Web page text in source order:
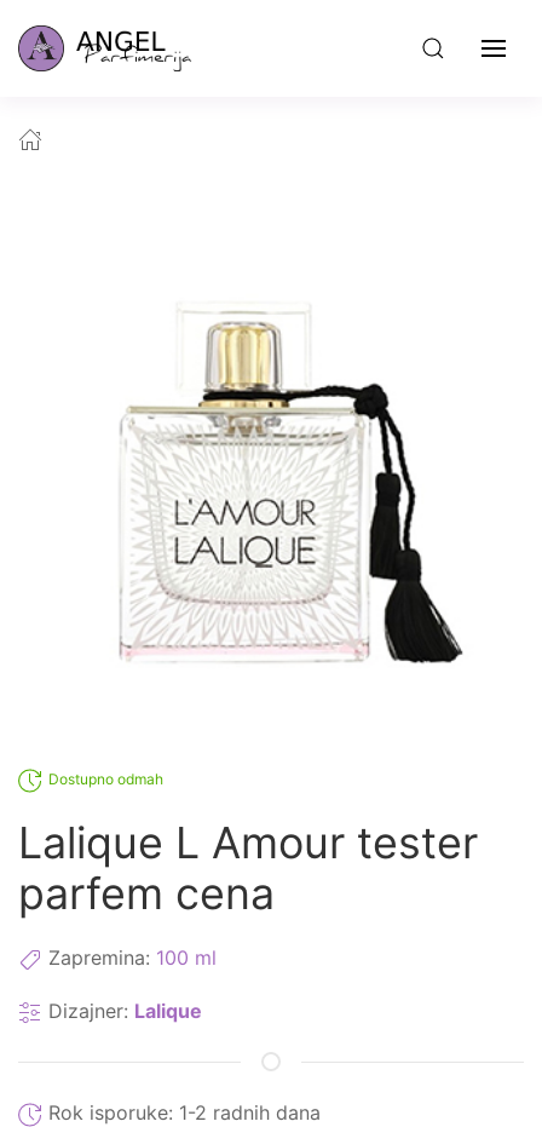
Dostupno odmah
Lalique L Amour tester
parfem cena
Zapremina: 100 ml
Dizajner: Lalique
Rok isporuke: 1-2 radnih dana